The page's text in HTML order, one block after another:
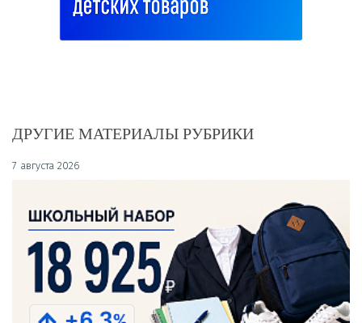
ДРУГИЕ МАТЕРИАЛЫ РУБРИКИ
7 августа 2026